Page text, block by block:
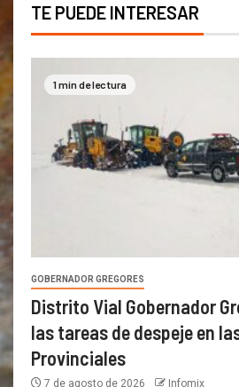
TE PUEDE INTERESAR
1 min de lectura
GOBERNADOR GREGORES
Distrito Vial Gobernador
las tareas de despeje en
Provinciales
7 de agosto de 2026 Infomix